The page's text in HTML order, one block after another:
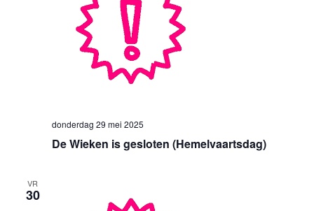
De Wieken is gesloten (Hemelvaartsdag)
donderdag 29 mei 2025
VR
30